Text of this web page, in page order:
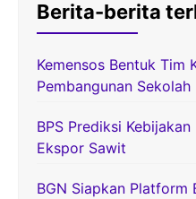
Berita-berita
Kemensos Bentuk Tim
Pembangunan
BPS Prediksi
Ekspor Sawit
BGN Siapkan Platform